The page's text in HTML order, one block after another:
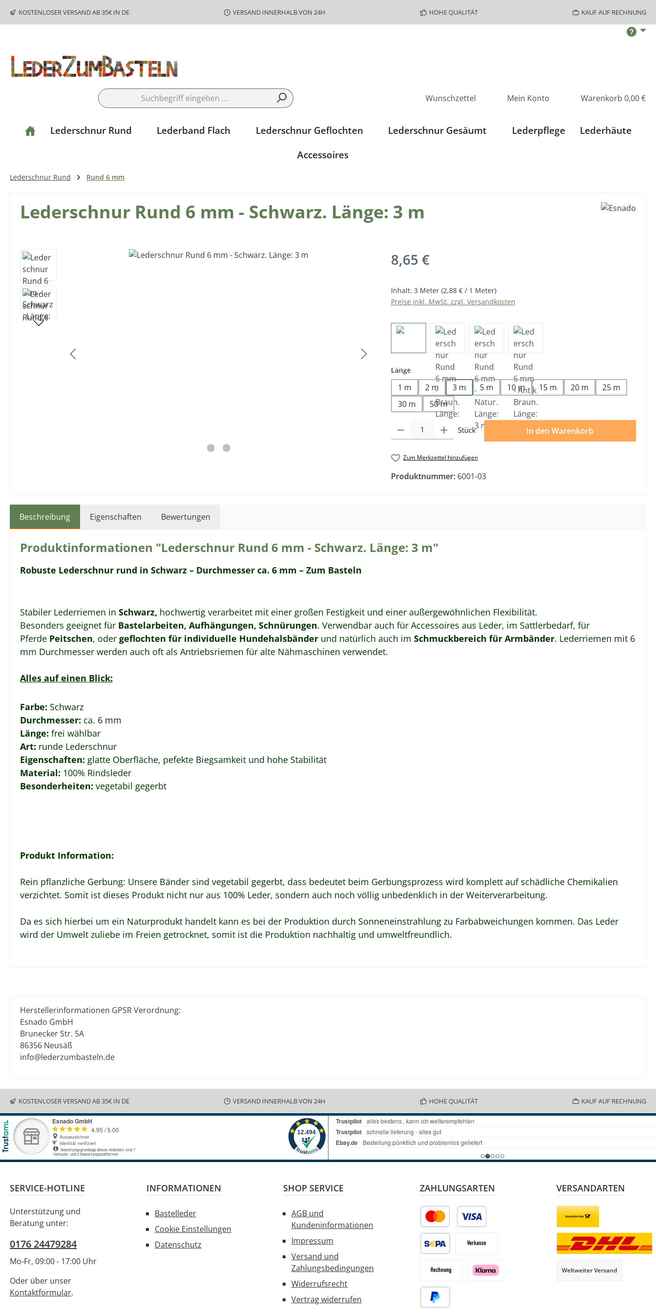
Hauptinhalt springen
Zur Suche springen
Zur Hauptnavigation springen
KOSTENLOSER VERSAND AB 35€ IN DE VERSAND INNERHALB VON 24H HOHE QUALITÄT KAUF AUF RECHNUNG
Wunschzettel Mein Konto Warenkorb 0,00 €
Lederschnur Rund Lederband Flach Lederschnur Geflochten Lederschnur Gesäumt Lederpflege
Lederhäute
Accessoires
Lederschnur Rund Rund 6 mm
Lederschnur Rund 6 mm - Schwarz. Länge: 3 m
Bildergalerie überspringen Regulärer Preis:
8,65 €
Inhalt: 3 Meter (2,88 € / 1 Meter)
Preise inkl. MwSt. zzgl. Versandkosten
Längeauswählen
1 m 2 m 3 m 5 m 10 m 15 m 20 m
25 m
30 m
50 m
Produkt Anzahl: Gib den gewünschten Wert ein oder benutze die
Stück In den Warenkorb
Zum Merkzettel hinzufügen
Produktnummer: 6001-03
Beschreibung Eigenschaften Bewertungen
Produktinformationen "Lederschnur Rund 6 mm - Schwarz. Länge: 3 m"
Robuste Lederschnur rund in Schwarz – Durchmesser ca. 6 mm – Zum Basteln
Stabiler Lederriemen in Schwarz, hochwertig verarbeitet mit einer großen Festigkeit und einer außergewöhnlichen Flexibilität.
Besonders geeignet für Bastelarbeiten, Aufhängungen, Schnürungen. Verwendbar auch für Accessoires aus Leder, im Sattlerbedarf, für
Pferde Peitschen, oder geflochten für individuelle Hundehalsbänder und natürlich auch im Schmuckbereich für Armbänder. Lederriemen mit 6
mm Durchmesser werden auch oft als Antriebsriemen für alte Nähmaschinen verwendet.
Alles auf einen Blick:
Farbe: Schwarz
Durchmesser: ca. 6 mm
Länge: frei wählbar
Art: runde Lederschnur
Eigenschaften: glatte Oberfläche, pefekte Biegsamkeit und hohe Stabilität
Material: 100% Rindsleder
Besonderheiten: vegetabil gegerbt
Produkt Information:
Rein pflanzliche Gerbung: Unsere Bänder sind vegetabil gegerbt, dass bedeutet beim Gerbungsprozess wird komplett auf schädliche Chemikalien
verzichtet. Somit ist dieses Produkt nicht nur aus 100% Leder, sondern auch noch völlig unbedenklich in der Weiterverarbeitung.
Da es sich hierbei um ein Naturprodukt handelt kann es bei der Produktion durch Sonneneinstrahlung zu Farbabweichungen kommen. Das Leder
wird der Umwelt zuliebe im Freien getrocknet, somit ist die Produktion nachhaltig und umweltfreundlich.
Herstellerinformationen GPSR Verordnung:
Esnado GmbH
Brunecker Str. 5A
86356 Neusäß
info@lederzumbasteln.de
KOSTENLOSER VERSAND AB 35€ IN DE VERSAND INNERHALB VON 24H HOHE QUALITÄT KAUF AUF RECHNUNG
SERVICE-HOTLINE
Unterstützung und
Beratung unter:
0176 24479284
Mo-Fr, 09:00 - 17:00 Uhr
Oder über unser
Kontaktformular.
INFORMATIONEN
Bastelleder
Cookie Einstellungen
Datenschutz
SHOP SERVICE
AGB und
Kundeninformationen
Impressum
Versand und
Zahlungsbedingungen
Widerrufsrecht
Vertrag widerrufen
VERSANDARTEN
Briefsendung
Weltweiter Versand
ZAHLUNGSARTEN
Kredit- oder Debitkarte
Rechnung